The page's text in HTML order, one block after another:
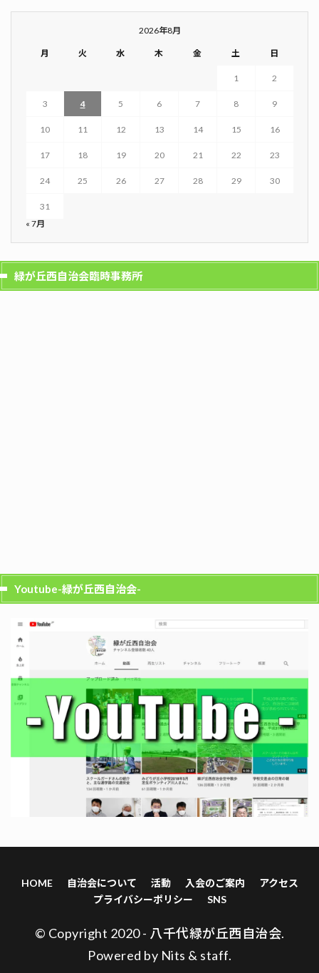
2026年8月
月 火 水 木 金 土 日
1 2
3 4 5 6 7 8 9
10 11 12 13 14 15 16
17 18 19 20 21 22 23
24 25 26 27 28 29 30
31
« 7月
緑が丘西自治会臨時事務所
Youtube-緑が丘西自治会-
HOME 自治会について 活動 入会のご案内
アクセス
プライバシーポリシー
SNS
© Copyright 2020 - 八千代緑が丘西自治会.
Powered by Nits & staff.